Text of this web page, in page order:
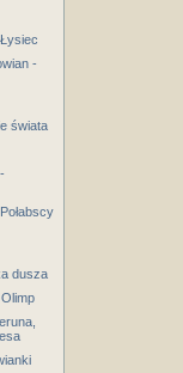
-
świata
dusza